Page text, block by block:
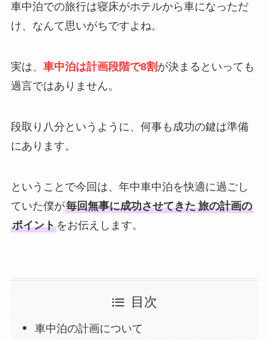
車中泊での旅行は寝床がホテルから車になっただ
け、なんて思いがちですよね。
実は、 車中泊は計画段階で8割 が決まるといっても
過言ではありません。
段取り八分というように、何事も成功の鍵は準備
にあります。
ということで今回は、年中車中泊を快適に過ごし
ていた僕が毎回無事に成功させてきた 旅の計画の
ポイントをお伝えします。
目次
車中泊の計画について